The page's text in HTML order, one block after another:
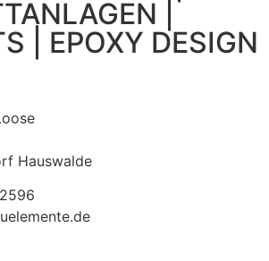
|
| EPOXY DESIGN
Hauswalde